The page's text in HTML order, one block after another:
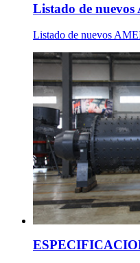
Listado de
Listado de nuevos